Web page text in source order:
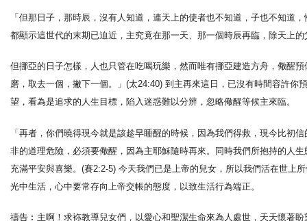
「但那日子，那時辰，沒有人知道，連天上的使者也不知道，子也不知道
都顯示這世代的末期已迫近，主究竟在那一天、那一個時辰再臨，除天上
但挪亞的日子怎樣，人也只管在吃喝玩樂，然而唯有挪亞建造方舟，儆醒
磨，取去一個，撇下一個。」(太24:40) 到主再來這日，已沒有時間容許
望，看為是追求的人生目標，陷入迷惑難以分辨，忽略儆醒等候主來臨。
「再者，你們曉得現今就是該趁早睡醒的時候，因為我們得救，現今比初
非的道理危險，必須要儆醒，因為主耶穌隨時再來。同時我們所抱持的人
充滿平安與喜樂。(賽2:2-5) 今天我們已是上帝的兒女，所以我們活在世上
光中生活，心中要常存向上帝交帳的態度，以致生活行為端正。
禱告︰主啊！求袮教導兒女們，以愛心和聖潔生命來為人處世，天天懷著